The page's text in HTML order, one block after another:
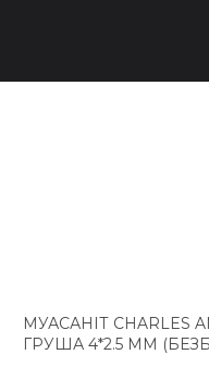
МУАСАНІТ CHARLES
ГРУША 4*2.5 ММ